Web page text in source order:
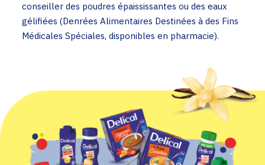
conseiller des poudres épaississantes ou des eaux
gélifiées (Denrées Alimentaires Destinées à des Fins
Médicales Spéciales, disponibles en pharmacie).